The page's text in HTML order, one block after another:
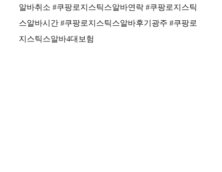
알바취소 #쿠팡로지스틱스알바연락 #쿠팡로지스틱
스알바시간 #쿠팡로지스틱스알바후기광주 #쿠팡로
지스틱스알바4대보험